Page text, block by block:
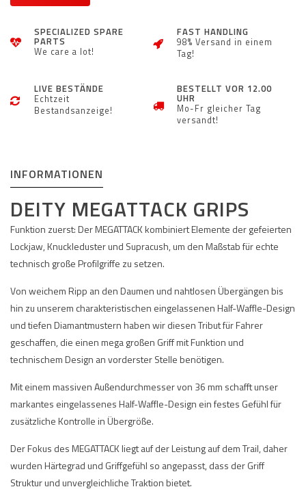
SPECIALIZED SPARE
PARTS
We care a lot!
FAST HANDLING
98% Versand in einem
Tag!
LIVE BESTÄNDE
Echtzeit
Bestandsanzeige!
BESTELLT VOR 12.00
UHR
Mo-Fr gleicher Tag
versandt!
INFORMATIONEN
DEITY MEGATTACK GRIPS
Funktion zuerst: Der MEGATTACK kombiniert Elemente der gefeierten
Lockjaw, Knuckleduster und Supracush, um den Maßstab für echte
technisch große Profilgriffe zu setzen.
Von weichem Ripp an den Daumen und nahtlosen Übergängen bis
hin zu unserem charakteristischen eingelassenen Half-Waffle-Design
und tiefen Diamantmustern haben wir diesen Tribut für Fahrer
geschaffen, die einen mega großen Griff mit Funktion und
technischem Design an vorderster Stelle benötigen.
Mit einem massiven Außendurchmesser von 36 mm schafft unser
markantes eingelassenes Half-Waffle-Design ein festes Gefühl für
zusätzliche Kontrolle in Übergröße.
Der Fokus des MEGATTACK liegt auf der Leistung auf dem Trail, daher
wurden Härtegrad und Griffgefühl so angepasst, dass der Griff
Struktur und unvergleichliche Traktion bietet.